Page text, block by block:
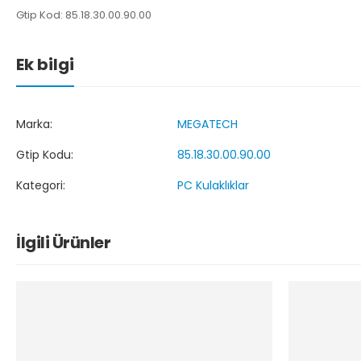
Gtip Kod: 85.18.30.00.90.00
Ek bilgi
Marka:
MEGATECH
Gtip Kodu:
85.18.30.00.90.00
Kategori:
PC Kulaklıklar
İlgili Ürünler